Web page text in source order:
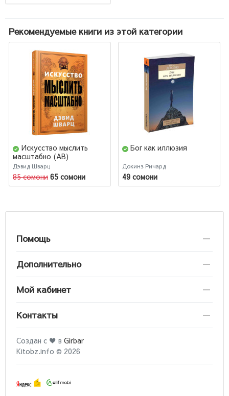
Рекомендуемые книги из этой категории
Искусство мыслить
масштабно (AB)
Дэвид Шварц
85 сомони 65 сомони
Бог как иллюзия
Докинз Ричард
49 сомони
Помощь
Дополнительно
Мой кабинет
Контакты
Создан с ♥ в Girbar
Kitobz.info © 2026